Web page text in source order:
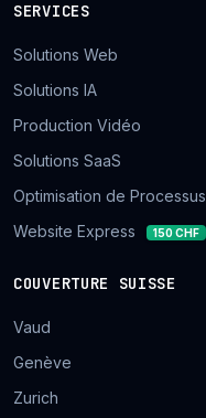
SERVICES
Solutions Web
Solutions IA
Production Vidéo
Solutions SaaS
Optimisation de Processus
Website Express
150 CHF
COUVERTURE SUISSE
Vaud
Genève
Zurich